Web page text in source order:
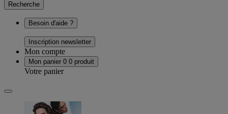
Recherche
Besoin d'aide ?
Inscription newsletter
Mon compte
Mon panier 0 0 produit
Votre panier